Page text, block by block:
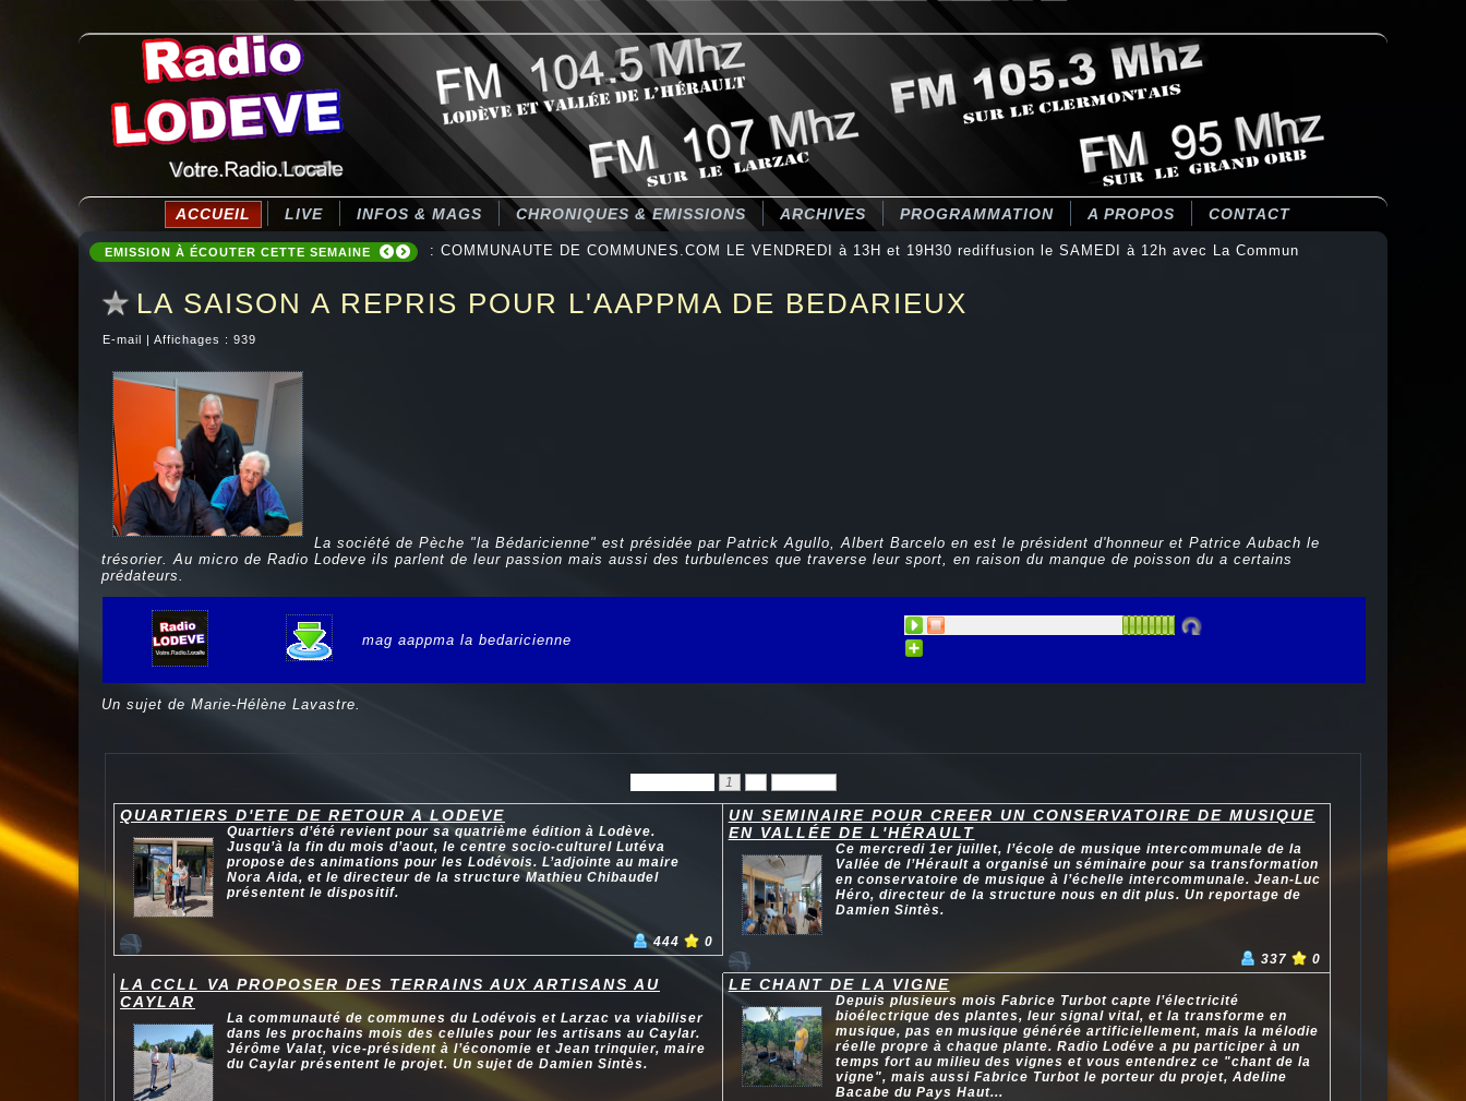
ACCUEIL LIVE INFOS & MAGS CHRONIQUES & EMISSIONS ARCHIVES PROGRAMMATION A PROPOS CONTACT
EMISSION À ÉCOUTER CETTE SEMAINE : COMMUNAUTE DE COMMUNES.COM LE VENDREDI à 13H et 19H30 rediffusion le SAMEDI à 12h avec La Commun
LA SAISON A REPRIS POUR L'AAPPMA DE BEDARIEUX
E-mail | Affichages : 939
La société de Pèche "la Bédaricienne" est présidée par Patrick Agullo, Albert Barcelo en est le président d'honneur et Patrice Aubach le
trésorier. Au micro de Radio Lodeve ils parlent de leur passion mais aussi des turbulences que traverse leur sport, en raison du manque de poisson du a certains
prédateurs.
mag aappma la bedaricienne
Un sujet de Marie-Hélène Lavastre.
1
QUARTIERS D'ETE DE RETOUR A LODEVE
Quartiers d’été revient pour sa quatrième édition à Lodève.
Jusqu’à la fin du mois d’aout, le centre socio-culturel Lutéva
propose des animations pour les Lodévois. L’adjointe au maire
Nora Aida, et le directeur de la structure Mathieu Chibaudel
présentent le dispositif.
444 0
UN SEMINAIRE POUR CREER UN CONSERVATOIRE DE MUSIQUE
EN VALLÉE DE L'HÉRAULT
Ce mercredi 1er juillet, l’école de musique intercommunale de la
Vallée de l’Hérault a organisé un séminaire pour sa transformation
en conservatoire de musique à l’échelle intercommunale. Jean-Luc
Héro, directeur de la structure nous en dit plus. Un reportage de
Damien Sintès.
337 0
LA CCLL VA PROPOSER DES TERRAINS AUX ARTISANS AU
CAYLAR
La communauté de communes du Lodévois et Larzac va viabiliser
dans les prochains mois des cellules pour les artisans au Caylar.
Jérôme Valat, vice-président à l’économie et Jean trinquier, maire
du Caylar présentent le projet. Un sujet de Damien Sintès.
LE CHANT DE LA VIGNE
Depuis plusieurs mois Fabrice Turbot capte l’électricité
bioélectrique des plantes, leur signal vital, et la transforme en
musique, pas en musique générée artificiellement, mais la mélodie
réelle propre à chaque plante. Radio Lodéve a pu participer à un
temps fort au milieu des vignes et vous entendrez ce "chant de la
vigne", mais aussi Fabrice Turbot le porteur du projet, Adeline
Bacabe du Pays Haut...